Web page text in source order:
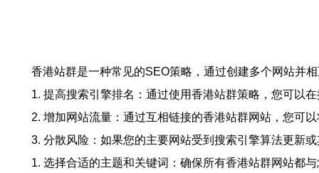
香港站群是一种常见的SEO策略，通过创建多个网站并
1. 提高搜索引擎排名：通过使用香港站群策略，您可以
2. 增加网站流量：通过互相链接的香港站群网站，您可
3. 分散风险：如果您的主要网站受到搜索引擎算法更新
1. 选择合适的主题和关键词：确保所有香港站群网站都